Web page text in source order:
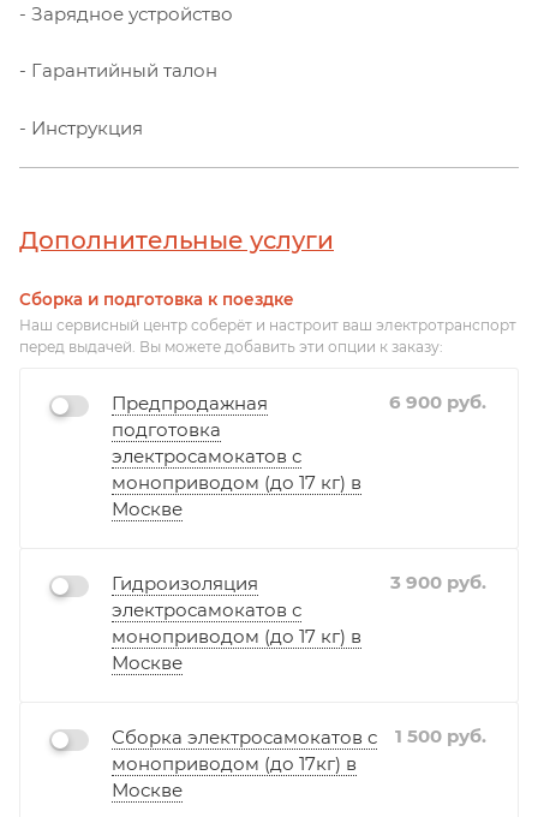
- Зарядное устройство
- Гарантийный талон
- Инструкция
Дополнительные услуги
Сборка и подготовка к поездке
Наш сервисный центр соберёт и настроит ваш электротранспорт
перед выдачей. Вы можете добавить эти опции к заказу:
Предпродажная
подготовка
электросамокатов с
моноприводом (до 17 кг) в
Москве
6 900 руб.
Гидроизоляция
электросамокатов с
моноприводом (до 17 кг) в
Москве
3 900 руб.
Сборка электросамокатов с
моноприводом (до 17кг) в
Москве
1 500 руб.